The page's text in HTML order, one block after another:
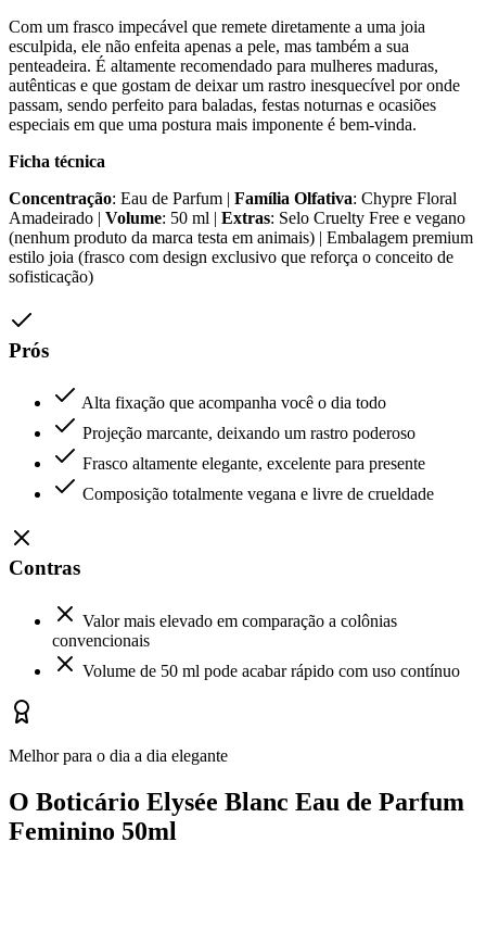
Com um frasco impecável que remete diretamente a uma joia
esculpida, ele não enfeita apenas a pele, mas também a sua
penteadeira. É altamente recomendado para mulheres maduras,
autênticas e que gostam de deixar um rastro inesquecível por onde
passam, sendo perfeito para baladas, festas noturnas e ocasiões
especiais em que uma postura mais imponente é bem-vinda.
Ficha técnica
Concentração: Eau de Parfum | Família Olfativa: Chypre Floral
Amadeirado | Volume: 50 ml | Extras: Selo Cruelty Free e vegano
(nenhum produto da marca testa em animais) | Embalagem premium
estilo joia (frasco com design exclusivo que reforça o conceito de
sofisticação)
Prós
Alta fixação que acompanha você o dia todo
Projeção marcante, deixando um rastro poderoso
Frasco altamente elegante, excelente para presente
Composição totalmente vegana e livre de crueldade
Contras
Valor mais elevado em comparação a colônias
convencionais
Volume de 50 ml pode acabar rápido com uso contínuo
Melhor para o dia a dia elegante
O Boticário Elysée Blanc Eau de Parfum
Feminino 50ml